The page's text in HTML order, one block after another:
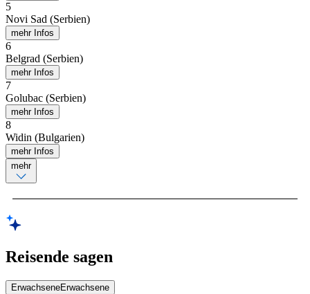
5
Novi Sad (Serbien)
mehr Infos
6
Belgrad (Serbien)
mehr Infos
7
Golubac (Serbien)
mehr Infos
8
Widin (Bulgarien)
mehr Infos
mehr
Reisende sagen
ErwachseneErwachsene